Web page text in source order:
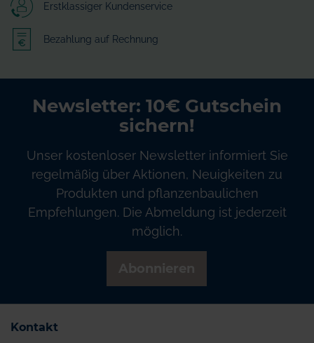
Erstklassiger Kundenservice
Bezahlung auf Rechnung
Newsletter: 10€ Gutschein
sichern!
Unser kostenloser Newsletter informiert Sie
regelmäßig über Aktionen, Neuigkeiten zu
Produkten und pflanzenbaulichen
Empfehlungen. Die Abmeldung ist jederzeit
möglich.
Kontakt